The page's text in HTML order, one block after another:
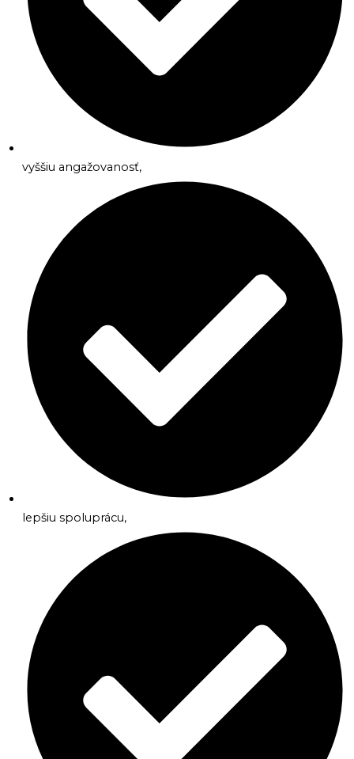
vyššiu angažovanosť,
lepšiu spoluprácu,